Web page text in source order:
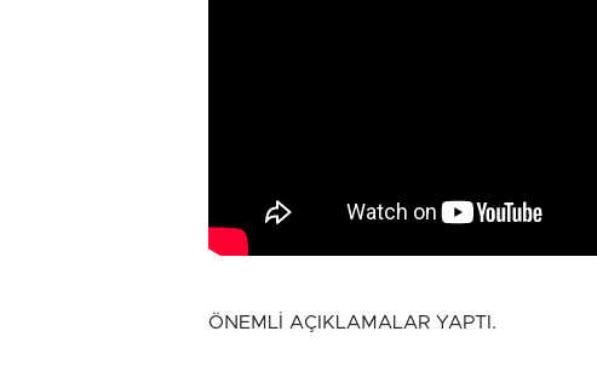
ÖNEMLİ AÇIKLAMALAR YAPTI.